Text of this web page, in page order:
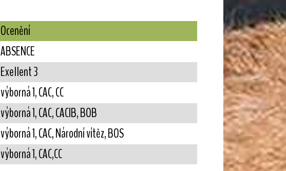
Ocenění
ABSENCE
Exellent 3
výborná 1, CAC, CC
výborná 1, CAC, CACIB, BOB
výborná 1, CAC, Národní vítěz, BOS
výborná 1, CAC,CC